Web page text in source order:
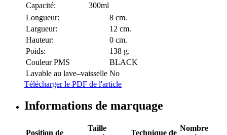
Capacité:
300ml
Longueur:
8 cm.
Largueur:
12 cm.
Hauteur:
0 cm.
Poids:
138 g.
Couleur PMS
BLACK
Lavable au lave–vaisselle No
Télécharger le PDF de l'article
Informations de marquage
Position de
Taille
Technique de
Nombre